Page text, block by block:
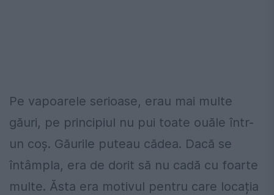
Pe vapoarele serioase, erau mai multe
găuri, pe principiul nu pui toate ouăle într-
un coș. Găurile puteau cădea. Dacă se
întâmpla, era de dorit să nu cadă cu foarte
multe. Ăsta era motivul pentru care locația